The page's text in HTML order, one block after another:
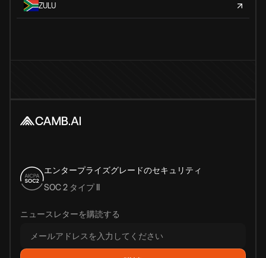
ZULU
エンタープライズグレードのセキュリティ
SOC 2 タイプ II
ニュースレターを購読する